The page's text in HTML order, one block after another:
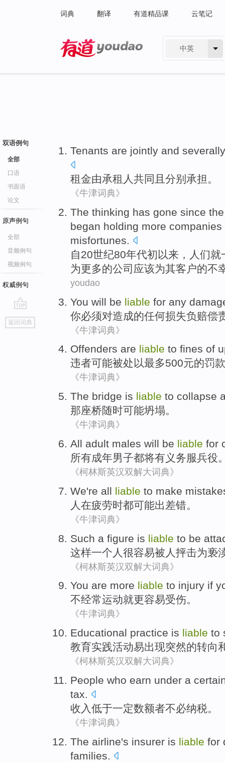
词典 翻译 有道精品课 云笔记
中英
双语例句
全部
口语
书面语
论文
原声例句
全部
音频例句
视频例句
权威例句
go
top
返回词典
Tenants are jointly and severally
租金由承租人 共同 且 分别 承担 。
《牛津词典》
The thinking has gone since
began holding more companies
misfortunes.
自20世纪80年代初 以来，人们就
为更多的公司 应该为其客户的不
youdao
You will be liable for any
你必须对造成的任何损失负赔偿
《牛津词典》
Offenders are liable to fines of
违者可能被处以最多500元的罚
《牛津词典》
The bridge is liable to collapse
那座桥随时可能坍塌。
《牛津词典》
All adult males will be liable for
所有成年男子都将有义务服兵役
《柯林斯英汉双解大词典》
We're all liable to make
人在疲劳时都可能出差错。
《牛津词典》
Such a figure is liable to be
这样一个 人 很容易被 人抨击为亵
《柯林斯英汉双解大词典》
You are more liable to injury if
不经常运动就更容易受伤。
《牛津词典》
Educational practice is liable to
教育实践活动易出现突然的转向
《柯林斯英汉双解大词典》
People who earn under a
tax.
收入低于一定数额者不必纳税。
《牛津词典》
The airline's insurer is liable for
families.